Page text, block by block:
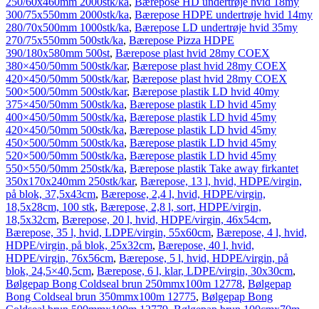
300/75x550mm 2000stk/ka, Bærepose HDPE undertrøje hvid 14my
280/70x500mm 1000stk/ka, Bærepose LD undertrøje hvid 35my
270/75x550mm 500stk/ka, Bærepose Pizza HDPE
390/180x580mm 500st, Bærepose plast hvid 28my COEX
380×450/50mm 500stk/kar, Bærepose plast hvid 28my COEX
420×450/50mm 500stk/kar, Bærepose plast hvid 28my COEX
500×500/50mm 500stk/kar, Bærepose plastik LD hvid 40my
375×450/50mm 500stk/ka, Bærepose plastik LD hvid 45my
400×450/50mm 500stk/ka, Bærepose plastik LD hvid 45my
420×450/50mm 500stk/ka, Bærepose plastik LD hvid 45my
450×500/50mm 500stk/ka, Bærepose plastik LD hvid 45my
520×500/50mm 500stk/ka, Bærepose plastik LD hvid 45my
550×550/50mm 250stk/ka, Bærepose plastik Take away firkantet
350x170x240mm 250stk/kar, Bærepose, 13 l, hvid, HDPE/virgin,
på blok, 37,5x43cm, Bærepose, 2,4 l, hvid, HDPE/virgin,
18,5x28cm, 100 stk, Bærepose, 2,8 l, sort, HDPE/virgin,
18,5x32cm, Bærepose, 20 l, hvid, HDPE/virgin, 46x54cm,
Bærepose, 35 l, hvid, LDPE/virgin, 55x60cm, Bærepose, 4 l, hvid,
HDPE/virgin, på blok, 25x32cm, Bærepose, 40 l, hvid,
HDPE/virgin, 76x56cm, Bærepose, 5 l, hvid, HDPE/virgin, på
blok, 24,5×40,5cm, Bærepose, 6 l, klar, LDPE/virgin, 30x30cm,
Bølgepap Bong Coldseal brun 250mmx100m 12778, Bølgepap
Bong Coldseal brun 350mmx100m 12775, Bølgepap Bong